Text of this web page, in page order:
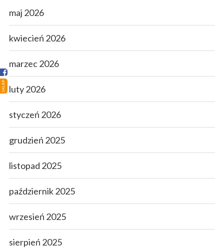
SKLEP
maj 2026
kwiecień 2026
marzec 2026
luty 2026
styczeń 2026
grudzień 2025
listopad 2025
październik 2025
wrzesień 2025
sierpień 2025
Porady
Ciekawostki